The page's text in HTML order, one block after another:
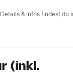
& Infos findest du